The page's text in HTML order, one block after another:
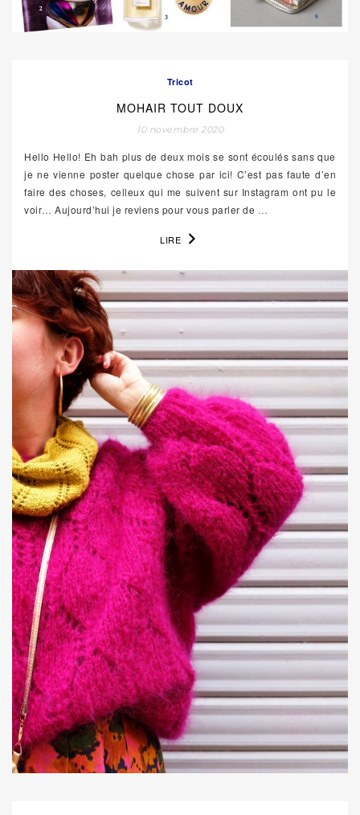
Tricot
MOHAIR TOUT DOUX
10 novembre 2020
Hello Hello! Eh bah plus de deux mois se sont écoulés sans que
je ne vienne poster quelque chose par ici! C’est pas faute d’en
faire des choses, celleux qui me suivent sur Instagram ont pu le
voir… Aujourd’hui je reviens pour vous parler de …
LIRE